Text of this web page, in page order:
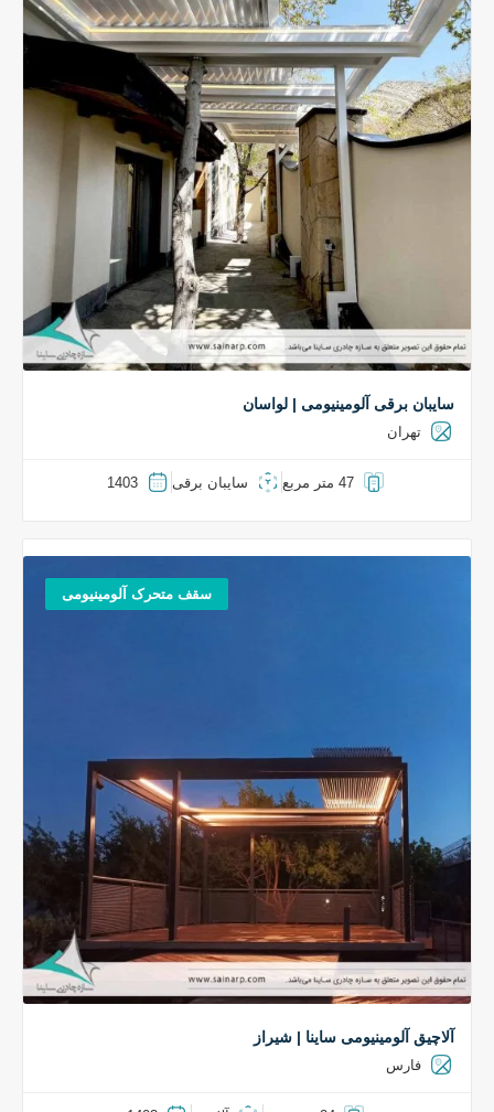
سایبان برقی آلومینیومی | لواسان
تهران
47 متر مربع سایبان برقی 1403
سقف متحرک آلومینیومی
آلاچیق آلومینیومی ساینا | شیراز
فارس